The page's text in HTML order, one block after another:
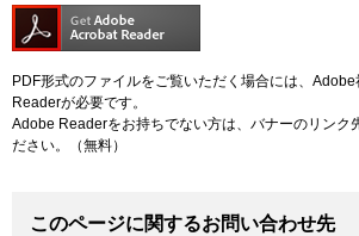
PDF形式のファイルをご覧いただく場合には、
Readerが必要です。
Adobe Readerをお持ちでない方は、バナーのリンク
ださい。（無料）
このページに関するお問い合わせ先